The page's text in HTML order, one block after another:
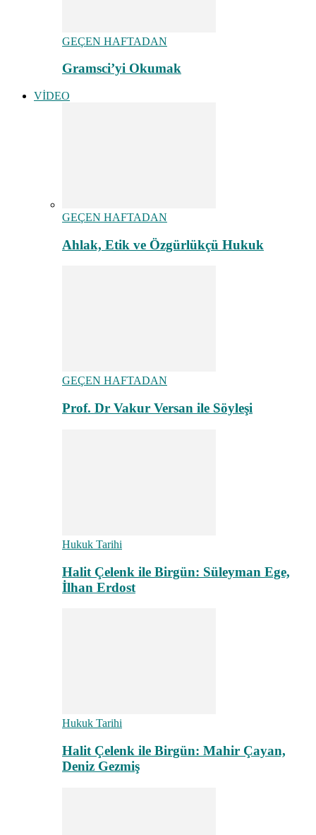
GEÇEN HAFTADAN
Gramsci’yi Okumak
VİDEO
GEÇEN HAFTADAN
Ahlak, Etik ve Özgürlükçü Hukuk
GEÇEN HAFTADAN
Prof. Dr Vakur Versan ile Söyleşi
Hukuk Tarihi
Halit Çelenk ile Birgün: Süleyman Ege,
İlhan Erdost
Hukuk Tarihi
Halit Çelenk ile Birgün: Mahir Çayan,
Deniz Gezmiş